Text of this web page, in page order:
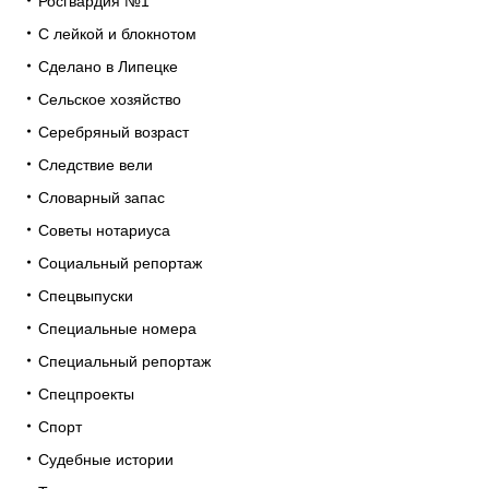
С лейкой и блокнотом
Сделано в Липецке
Сельское хозяйство
Серебряный возраст
Следствие вели
Словарный запас
Советы нотариуса
Социальный репортаж
Спецвыпуски
Специальные номера
Специальный репортаж
Спецпроекты
Спорт
Судебные истории